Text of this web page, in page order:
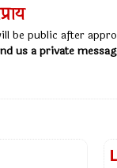
be public after
us a private